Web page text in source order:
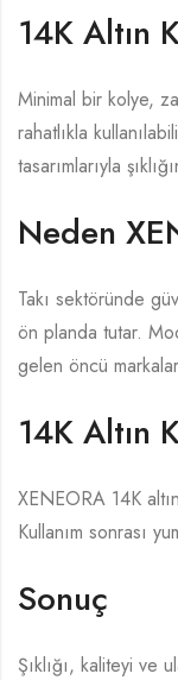
14K Altın
Minimal bir kolye,
rahatlıkla
tasarımlarıyla
Neden
Takı sektöründe
ön planda tutar.
gelen öncü
14K Altın
XENEORA 14K
Kullanım sonrası
Sonuç
Şıklığı, kaliteyi ve